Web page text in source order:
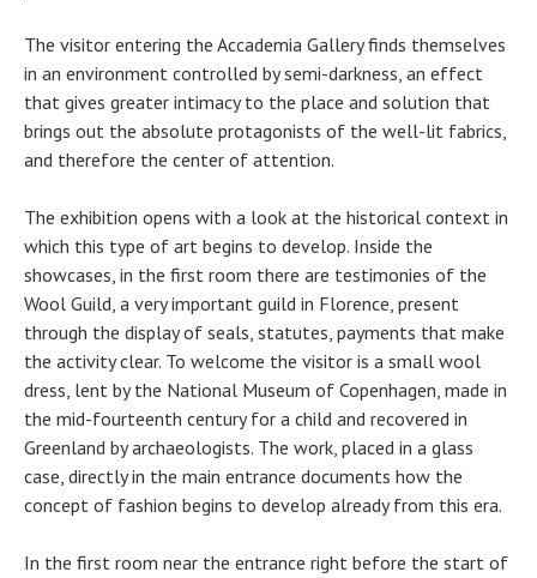
The visitor entering the Accademia Gallery finds themselves
in an environment controlled by semi-darkness, an effect
that gives greater intimacy to the place and solution that
brings out the absolute protagonists of the well-lit fabrics,
and therefore the center of attention.
The exhibition opens with a look at the historical context in
which this type of art begins to develop. Inside the
showcases, in the first room there are testimonies of the
Wool Guild, a very important guild in Florence, present
through the display of seals, statutes, payments that make
the activity clear. To welcome the visitor is a small wool
dress, lent by the National Museum of Copenhagen, made in
the mid-fourteenth century for a child and recovered in
Greenland by archaeologists. The work, placed in a glass
case, directly in the main entrance documents how the
concept of fashion begins to develop already from this era.
In the first room near the entrance right before the start of